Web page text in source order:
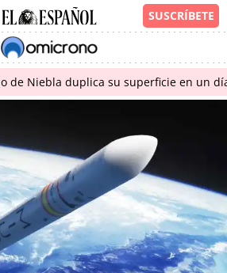
de Niebla duplica su superficie en un